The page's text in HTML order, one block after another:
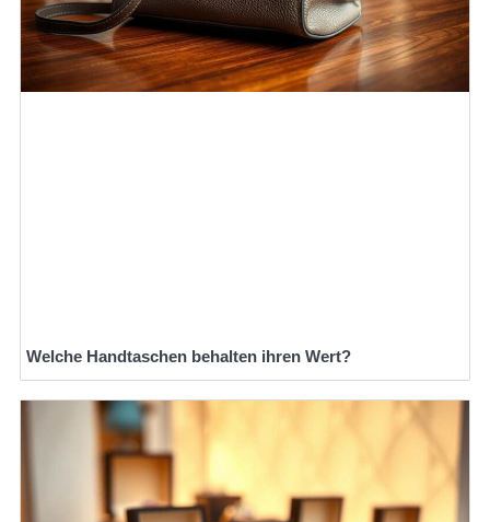
Welche Handtaschen behalten ihren Wert?